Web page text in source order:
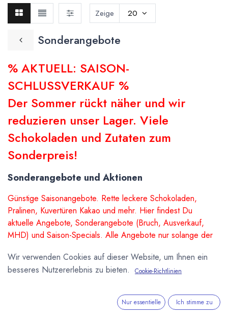
Sonderangebote
Zeige 20
% AKTUELL: SAISON-
SCHLUSSVERKAUF %
Der Sommer rückt näher und wir
reduzieren unser Lager. Viele
Schokoladen und Zutaten zum
Sonderpreis!
Sonderangebote und Aktionen
Günstige Saisonangebote. Rette leckere Schokoladen,
Pralinen, Kuvertüren Kakao und mehr. Hier findest Du
aktuelle Angebote, Sonderangebote (Bruch, Ausverkauf,
MHD) und Saison-Specials. Alle Angebote nur solange der
Sale
Wir verwenden Cookies auf dieser Website, um Ihnen ein
besseres Nutzererlebnis zu bieten.
Cookie-Richtlinien
Nur essentielle Ich stimme zu